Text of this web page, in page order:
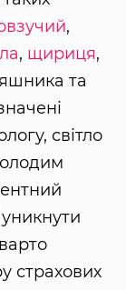
,
, щириця,
та
світло
уникнути
страхових